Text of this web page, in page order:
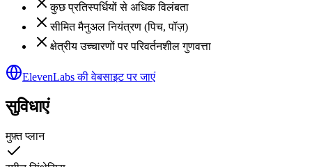
कुछ प्रतिस्पर्धियों से अधिक विलंबता
सीमित मैनुअल नियंत्रण (पिच, पॉज़)
क्षेत्रीय उच्चारणों पर परिवर्तनशील गुणवत्ता
ElevenLabs की वेबसाइट पर जाएं
सुविधाएं
मुफ़्त प्लान